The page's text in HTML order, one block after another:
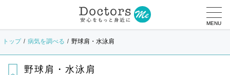
MENU
トップ 病気を調べる 野球肩・水泳肩
野球肩・水泳肩